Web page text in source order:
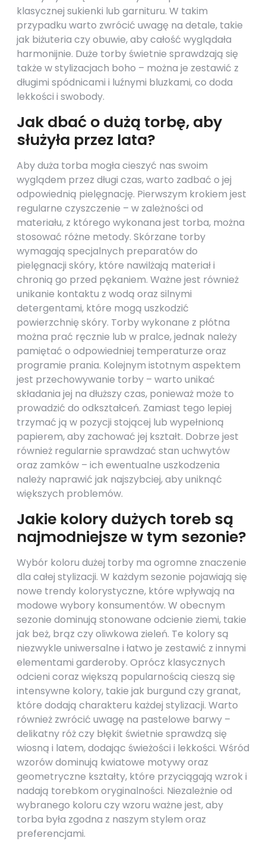
klasycznej sukienki lub garnituru. W takim
przypadku warto zwrócić uwagę na detale, takie
jak biżuteria czy obuwie, aby całość wyglądała
harmonijnie. Duże torby świetnie sprawdzają się
także w stylizacjach boho – można je zestawić z
długimi spódnicami i luźnymi bluzkami, co doda
lekkości i swobody.
Jak dbać o dużą torbę, aby
służyła przez lata?
Aby duża torba mogła cieszyć nas swoim
wyglądem przez długi czas, warto zadbać o jej
odpowiednią pielęgnację. Pierwszym krokiem jest
regularne czyszczenie – w zależności od
materiału, z którego wykonana jest torba, można
stosować różne metody. Skórzane torby
wymagają specjalnych preparatów do
pielęgnacji skóry, które nawilżają materiał i
chronią go przed pękaniem. Ważne jest również
unikanie kontaktu z wodą oraz silnymi
detergentami, które mogą uszkodzić
powierzchnię skóry. Torby wykonane z płótna
można prać ręcznie lub w pralce, jednak należy
pamiętać o odpowiedniej temperaturze oraz
programie prania. Kolejnym istotnym aspektem
jest przechowywanie torby – warto unikać
składania jej na dłuższy czas, ponieważ może to
prowadzić do odkształceń. Zamiast tego lepiej
trzymać ją w pozycji stojącej lub wypełnioną
papierem, aby zachować jej kształt. Dobrze jest
również regularnie sprawdzać stan uchwytów
oraz zamków – ich ewentualne uszkodzenia
należy naprawić jak najszybciej, aby uniknąć
większych problemów.
Jakie kolory dużych toreb są
najmodniejsze w tym sezonie?
Wybór koloru dużej torby ma ogromne znaczenie
dla całej stylizacji. W każdym sezonie pojawiają się
nowe trendy kolorystyczne, które wpływają na
modowe wybory konsumentów. W obecnym
sezonie dominują stonowane odcienie ziemi, takie
jak beż, brąz czy oliwkowa zieleń. Te kolory są
niezwykle uniwersalne i łatwo je zestawić z innymi
elementami garderoby. Oprócz klasycznych
odcieni coraz większą popularnością cieszą się
intensywne kolory, takie jak burgund czy granat,
które dodają charakteru każdej stylizacji. Warto
również zwrócić uwagę na pastelowe barwy –
delikatny róż czy błękit świetnie sprawdzą się
wiosną i latem, dodając świeżości i lekkości. Wśród
wzorów dominują kwiatowe motywy oraz
geometryczne kształty, które przyciągają wzrok i
nadają torebkom oryginalności. Niezależnie od
wybranego koloru czy wzoru ważne jest, aby
torba była zgodna z naszym stylem oraz
preferencjami.